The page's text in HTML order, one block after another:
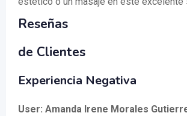
Reseñas
de Clientes
Experiencia Negativa
User: Amanda Irene Morales